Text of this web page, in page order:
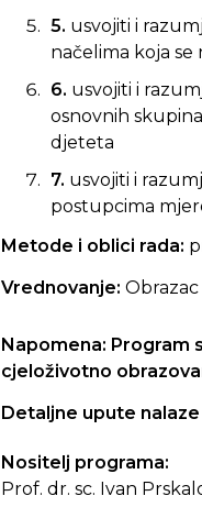
5. usvojiti i
načelima koja
6. usvojiti i
osnovnih
djeteta
7. usvojiti i
postupcima
Metode i oblici rada:
Vrednovanje:
Napomena: Program
cjeloživotno
Detaljne upute nalaze
Nositelj programa:
Prof. dr. sc. Ivan